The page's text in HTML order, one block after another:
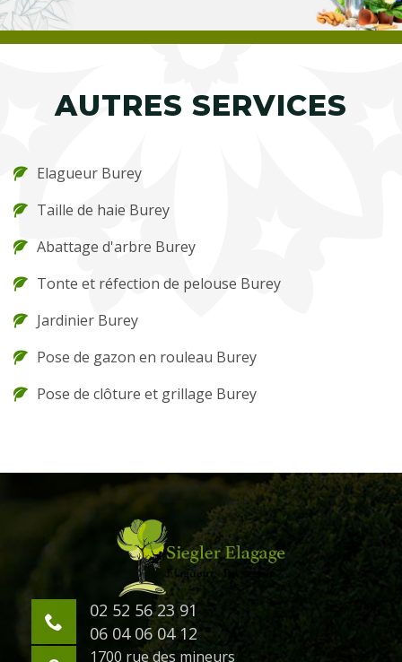
AUTRES SERVICES
Elagueur Burey
Taille de haie Burey
Abattage d'arbre Burey
Tonte et réfection de pelouse Burey
Jardinier Burey
Pose de gazon en rouleau Burey
Pose de clôture et grillage Burey
02 52 56 23 91
06 04 06 04 12
1700 rue des mineurs